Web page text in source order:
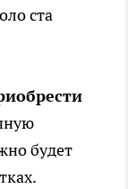
ста
будет